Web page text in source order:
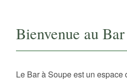
Bienvenue au
Le Bar à Soupe est un espace